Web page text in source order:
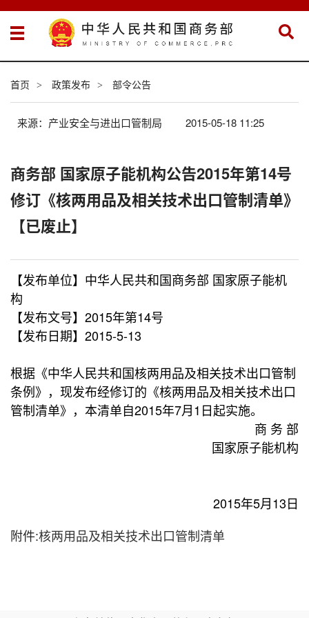
首页 > 政策发布 > 部令公告
来源：产业安全与进出口管制局 2015-05-18 11:25
商务部 国家原子能机构公告2015年第14号
修订《核两用品及相关技术出口管制清单》
【已废止】
【发布单位】中华人民共和国商务部 国家原子能机
构
【发布文号】2015年第14号
【发布日期】2015-5-13
根据《中华人民共和国核两用品及相关技术出口管制
条例》，现发布经修订的《核两用品及相关技术出口
管制清单》，本清单自2015年7月1日起实施。
商 务 部
国家原子能机构
2015年5月13日
附件:核两用品及相关技术出口管制清单